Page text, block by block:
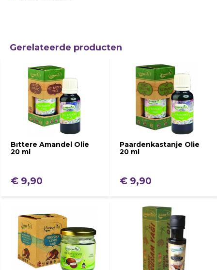
Gerelateerde producten
Bıttere Amandel Olie
20 ml
€ 9,90
Paardenkastanje Olie
20 ml
€ 9,90